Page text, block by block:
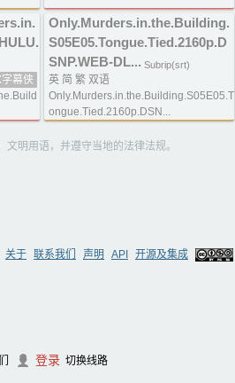
登录 切换线路
字幕侠
Only.Murders.in.the.Building.
S05E05.Tongue.Tied.2160p.D
SNP.WEB-DL... Subrip(srt)
英 简 繁 双语
Only.Murders.in.the.Building.S05E05.T
ongue.Tied.2160p.DSN...
明用语，并遵守当地的法律法规。
关于 联系我们 声明 API 开源及集成